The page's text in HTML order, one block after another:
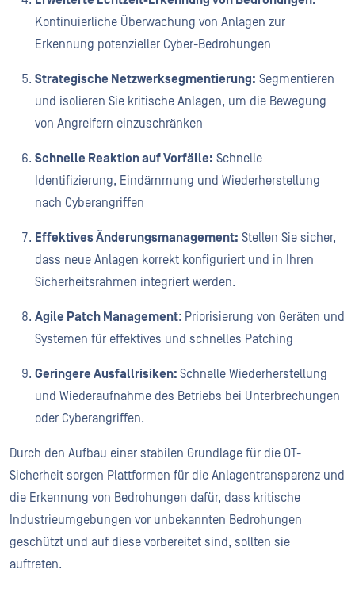
Kontinuierliche Überwachung von Anlagen zur
Erkennung potenzieller Cyber-Bedrohungen
Strategische Netzwerksegmentierung: Segmentieren
und isolieren Sie kritische Anlagen, um die Bewegung
von Angreifern einzuschränken
Schnelle Reaktion auf Vorfälle: Schnelle
Identifizierung, Eindämmung und Wiederherstellung
nach Cyberangriffen
Effektives Änderungsmanagement: Stellen Sie sicher,
dass neue Anlagen korrekt konfiguriert und in Ihren
Sicherheitsrahmen integriert werden.
Agile Patch Management: Priorisierung von Geräten und
Systemen für effektives und schnelles Patching
Geringere Ausfallrisiken: Schnelle Wiederherstellung
und Wiederaufnahme des Betriebs bei Unterbrechungen
oder Cyberangriffen.
Durch den Aufbau einer stabilen Grundlage für die OT-
Sicherheit sorgen Plattformen für die Anlagentransparenz und
die Erkennung von Bedrohungen dafür, dass kritische
Industrieumgebungen vor unbekannten Bedrohungen
geschützt und auf diese vorbereitet sind, sollten sie
auftreten.